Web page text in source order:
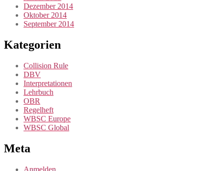
Dezember 2014
Oktober 2014
September 2014
Kategorien
Collision Rule
DBV
Interpretationen
Lehrbuch
OBR
Regelheft
WBSC Europe
WBSC Global
Meta
Anmelden